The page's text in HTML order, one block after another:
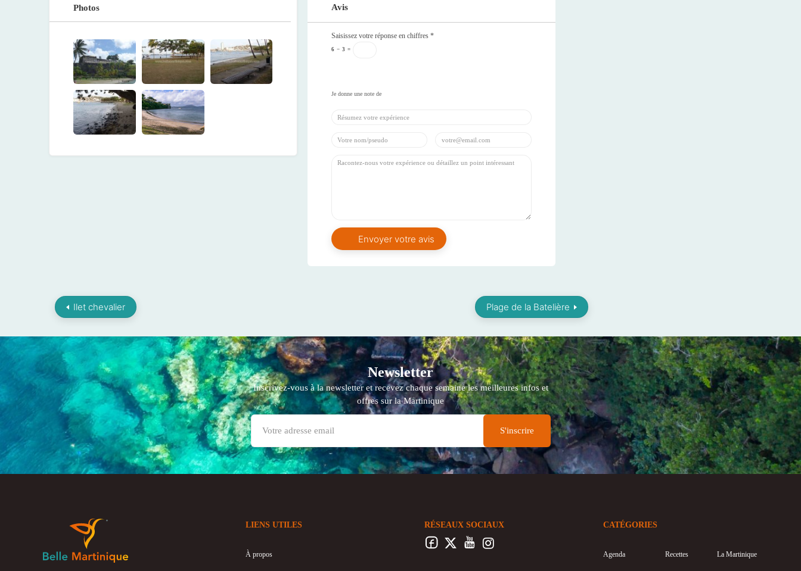
Photos Avis
Saisissez votre réponse en chiffres*
6 − 3 =
Ilet chevalier Plage de la Batelière
Newsletter
Inscrivez-vous à la newsletter et recevez chaque semaine les meilleures infos et
offres sur la Martinique
LIENS UTILES
À propos
RÉSEAUX SOCIAUX CATÉGORIES
Agenda Recettes La Martinique